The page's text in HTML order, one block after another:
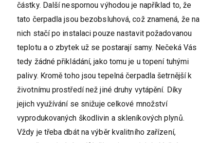
částky. Další nespornou výhodou je například to, že
tato čerpadla jsou bezobsluhová, což znamená, že na
nich stačí po instalaci pouze nastavit požadovanou
teplotu a o zbytek už se postarají samy. Nečeká Vás
tedy žádné přikládání, jako tomu je u topení tuhými
palivy. Kromě toho jsou tepelná čerpadla šetrnější k
životnímu prostředí než jiné druhy vytápění. Díky
jejich využívání se snižuje celkové množství
vyprodukovaných škodlivin a skleníkových plynů.
Vždy je třeba dbát na výběr kvalitního zařízení,